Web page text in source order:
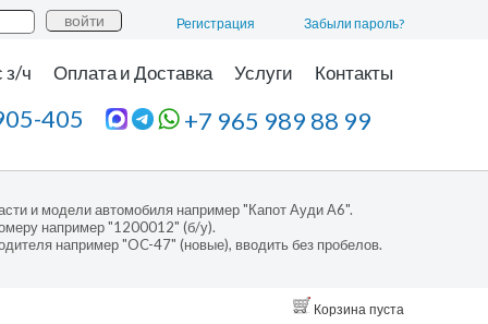
Забыли пароль?
Регистрация
Контакты
Услуги
Оплата и Доставка
з/ч
+7 965 989 88 99
405
и модели автомобиля например "Капот Ауди А6".
например "1200012" (б/у).
например "OC-47" (новые), вводить без пробелов.
Корзина пуста